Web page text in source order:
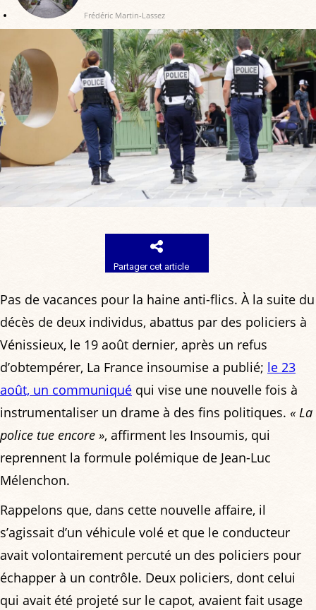
Frédéric Martin-Lassez
Partager cet article
Pas de vacances pour la haine anti-flics. À la suite du
décès de deux individus, abattus par des policiers à
Vénissieux, le 19 août dernier, après un refus
d’obtempérer, La France insoumise a publié; le 23
août, un communiqué qui vise une nouvelle fois à
instrumentaliser un drame à des fins politiques. « La
police tue encore », affirment les Insoumis, qui
reprennent la formule polémique de Jean-Luc
Mélenchon.
Rappelons que, dans cette nouvelle affaire, il
s’agissait d’un véhicule volé et que le conducteur
avait volontairement percuté un des policiers pour
échapper à un contrôle. Deux policiers, dont celui
qui avait été projeté sur le capot, avaient fait usage